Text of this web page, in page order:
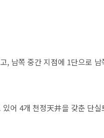
, 남쪽 중간 지점에 1단으로
어 4개 천정天井을 갖춘 단